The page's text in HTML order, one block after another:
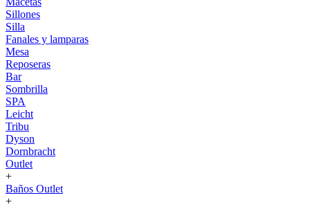
Sillones
Silla
Fanales y lamparas
Mesa
Reposeras
Bar
Sombrilla
SPA
Leicht
Tribu
Dyson
Dornbracht
Outlet
+
Baños Outlet
+